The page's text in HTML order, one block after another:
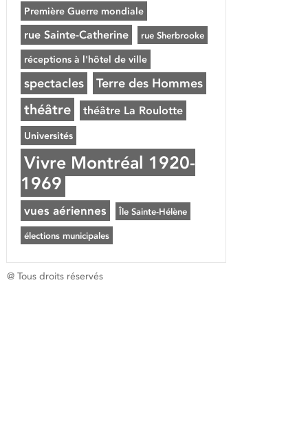
Première Guerre mondiale
rue Sainte-Catherine rue Sherbrooke
réceptions à l'hôtel de ville
spectacles Terre des Hommes
théâtre théâtre La Roulotte
Universités
Vivre Montréal 1920-
1969
vues aériennes Île Sainte-Hélène
élections municipales
@ Tous droits réservés